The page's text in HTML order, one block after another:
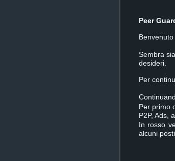
Peer
Sembra
desideri.
Per
Per primo
P2P, Ads,
In rosso
alcuni